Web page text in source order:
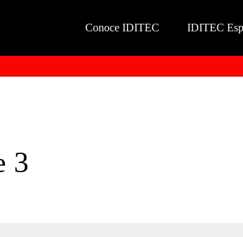
Conoce IDITEC IDITEC
3